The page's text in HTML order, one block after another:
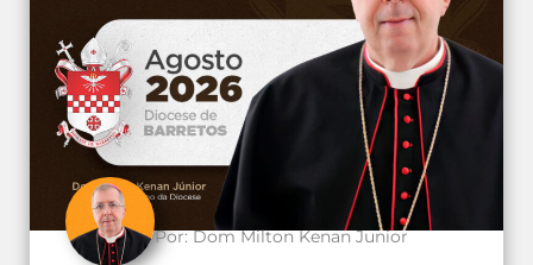
Por:Dom Milton Kenan Junior